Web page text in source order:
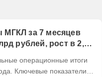
МГКЛ за 7 месяцев
рублей, рост в 2,5
операционные итоги